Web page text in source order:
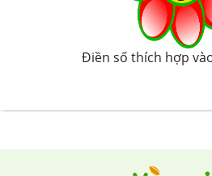
Điền số thích hợp